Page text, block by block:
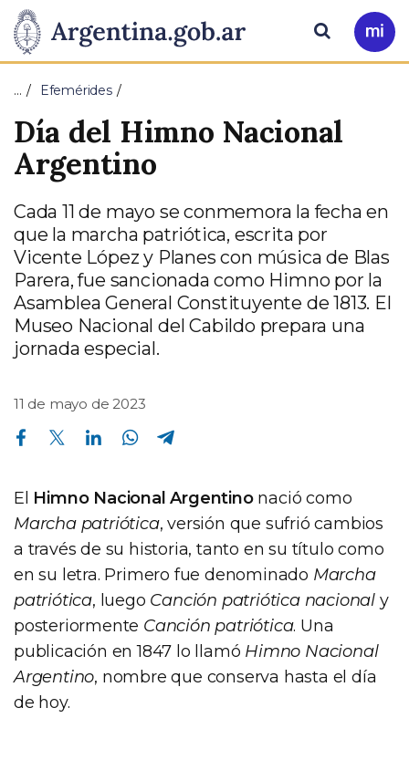
Presidencia
de
la
Nación
Pasar al contenido principal
Ir
a
Buscar
… Efemérides
Día del Himno Nacional
Argentino
Cada 11 de mayo se conmemora la fecha en
que la marcha patriótica, escrita por
Vicente López y Planes con música de Blas
Parera, fue sancionada como Himno por la
Asamblea General Constituyente de 1813. El
Museo Nacional del Cabildo prepara una
jornada especial.
11 de mayo de 2023
Compartir en Facebook Compartir en Twitter Compartir en Linkedin Compartir en Whatsapp
El Himno Nacional Argentinonació como
Marcha patriótica, versión que sufrió cambios
a través de su historia, tanto en su título como
en su letra. Primero fue denominado Marcha
patriótica, luego Canción patriótica nacional y
posteriormente Canción patriótica. Una
publicación en 1847 lo llamó Himno Nacional
Argentino, nombre que conserva hasta el día
de hoy.